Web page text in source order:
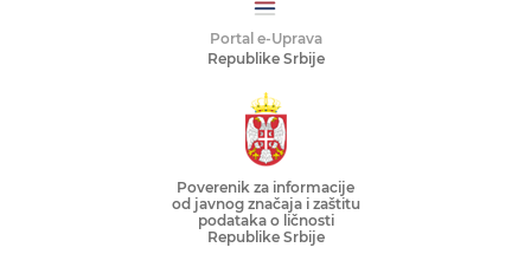
Portal e-Uprava
Republike Srbije
Poverenik za informacije
od javnog značaja i zaštitu
podataka o ličnosti
Republike Srbije